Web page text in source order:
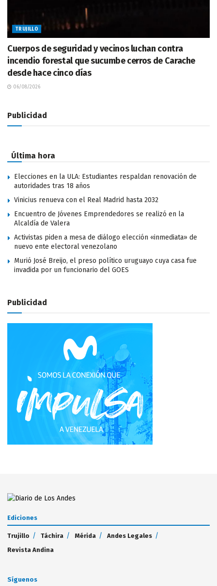
TRUJILLO
Cuerpos de seguridad y vecinos luchan contra
incendio forestal que sucumbe cerros de Carache
desde hace cinco días
06/08/2026
Publicidad
Última hora
Elecciones en la ULA: Estudiantes respaldan renovación de
autoridades tras 18 años
Vinicius renueva con el Real Madrid hasta 2032
Encuentro de Jóvenes Emprendedores se realizó en la
Alcaldía de Valera
Activistas piden a mesa de diálogo elección «inmediata» de
nuevo ente electoral venezolano
Murió José Breijo, el preso político uruguayo cuya casa fue
invadida por un funcionario del GOES
Publicidad
Ediciones
Trujillo Táchira Mérida
Andes Legales
Revista Andina
Síguenos